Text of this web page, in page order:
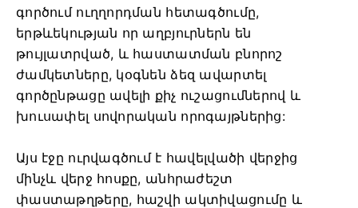
գործում ուղղորդման հետագծումը,
երթևեկության որ աղբյուրներն են
թույլատրված, և հաստատման բնորոշ
ժամկետները, կօգնեն ձեզ ավարտել
գործընթացը ավելի քիչ ուշացումներով և
խուսափել սովորական որոգայթներից:
Այս էջը ուրվագծում է հավելվածի վերջից
մինչև վերջ հոսքը, անհրաժեշտ
փաստաթղթերը, հաշվի ակտիվացումը և